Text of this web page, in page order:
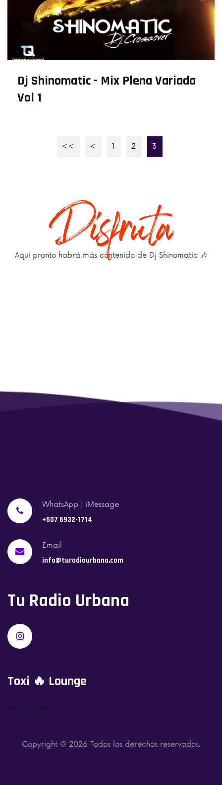
Dj Shinomatic - Mix Plena Variada
Vol 1
<< < 1 2 3
Disfruta
Aquí pronto habrá más contenido de Dj Shinomatic 🎶
WhatsApp | iMessage
+507 6932-1714
Email
info@turadiourbana.com
Tu Radio Urbana
Toxi 🔥 Lounge
coming soon...
Copyright © 2026 Todos los derechos reservados.